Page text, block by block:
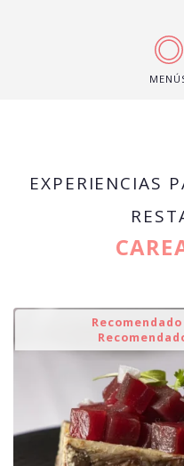
EXPERIENCIAS